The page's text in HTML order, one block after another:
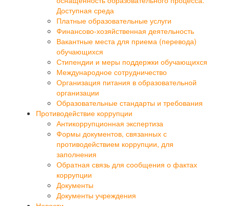
Доступная среда
Платные образовательные услуги
Финансово-хозяйственная деятельность
Вакантные места для приема (перевода)
обучающихся
Стипендии и меры поддержки обучающихся
Международное сотрудничество
Организация питания в образовательной
организации
Образовательные стандарты и требования
Противодействие коррупции
Антикоррупционная экспертиза
Формы документов, связанных с
противодействием коррупции, для
заполнения
Обратная связь для сообщения о фактах
коррупции
Документы
Документы учреждения